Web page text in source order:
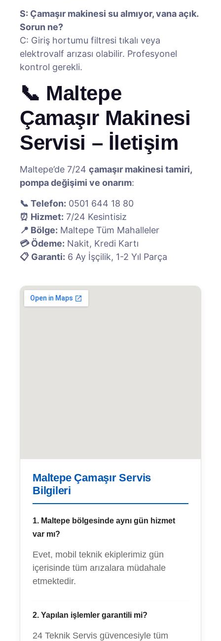
S: Çamaşır makinesi su almıyor, vana açık.
Sorun ne?
C: Giriş hortumu filtresi tıkalı veya
elektrovalf arızası olabilir. Profesyonel
kontrol gerekli.
📞 Maltepe
Çamaşır Makinesi
Servisi – İletişim
Maltepe’de 7/24 çamaşır makinesi tamiri,
pompa değişimi ve onarım:
📞 Telefon: 0501 644 18 80
⏰ Hizmet: 7/24 Kesintisiz
📍 Bölge: Maltepe Tüm Mahalleler
💳 Ödeme: Nakit, Kredi Kartı
📋 Garanti: 6 Ay İşçilik, 1-2 Yıl Parça
Maltepe Çamaşır Servis
Bilgileri
1. Maltepe bölgesinde aynı gün hizmet
var mı?
Evet, mobil teknik ekiplerimiz gün
içerisinde tüm arızalara müdahale
etmektedir.
2. Yapılan işlemler garantili mi?
24 Teknik Servis güvencesiyle tüm